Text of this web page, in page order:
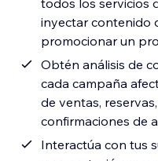
todos los servicios
inyectar contenido
promocionar un
Obtén análisis de
cada campaña
de ventas,
confirmaciones de
Interactúa con tus